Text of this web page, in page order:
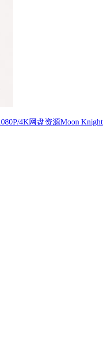
4K网盘资源Moon Knight